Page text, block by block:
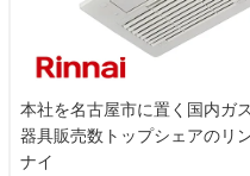
本社を名古屋市に置く国内ガス
器具販売数トップシェアのリ
ナイ